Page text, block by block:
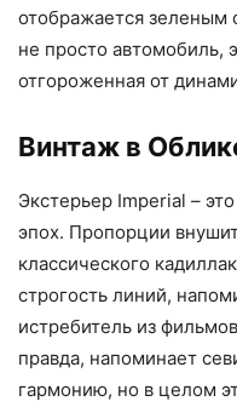
отображается зеленым
не просто автомобиль,
отгороженная от
Винтаж в
Экстерьер Imperial –
эпох. Пропорции
классического
строгость линий,
истребитель из
правда, напоминает
гармонию, но в целом